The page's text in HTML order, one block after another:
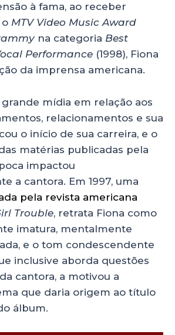
à fama, ao receber
MTV Video Music Award
na categoria Best
Performance (1998), Fiona
da imprensa americana.
mídia em relação aos
relacionamentos e sua
o início de sua carreira, e o
matérias publicadas pela
impactou
a cantora. Em 1997, uma
pela revista americana
Trouble, retrata Fiona como
imatura, mentalmente
e o tom condescendente
inclusive aborda questões
cantora, a motivou a
que daria origem ao título
álbum.